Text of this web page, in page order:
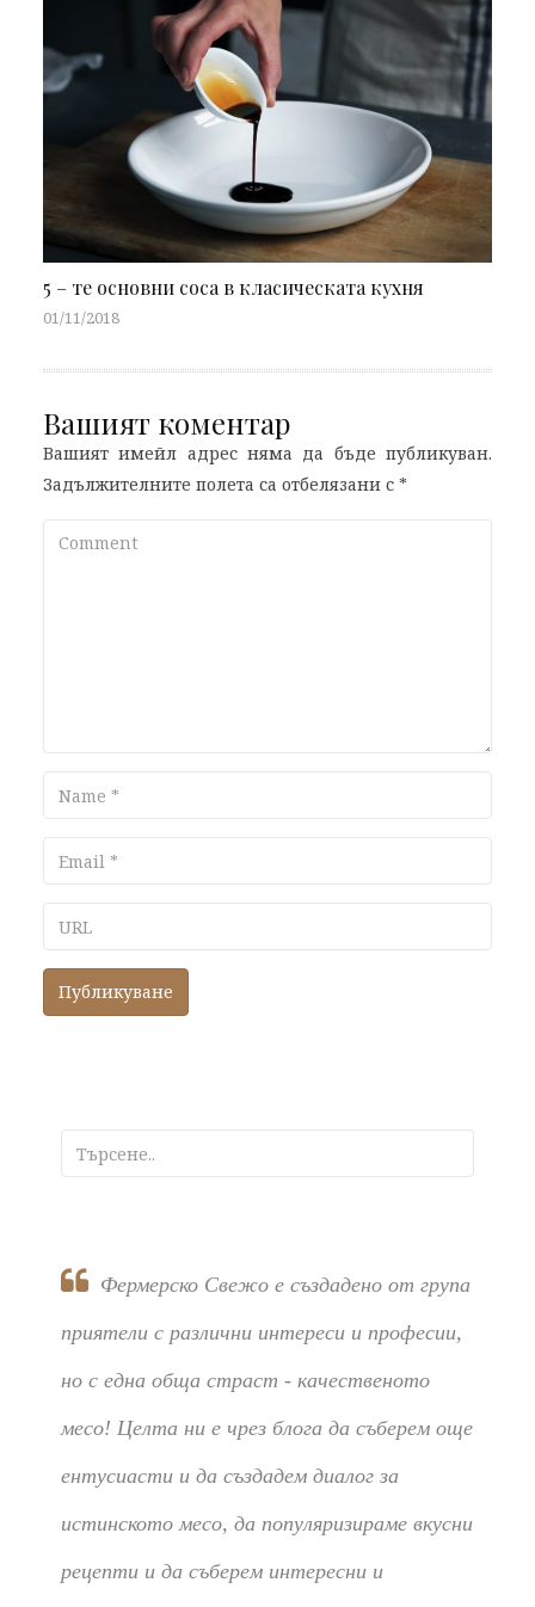
5 – те основни соса в класическата кухня
01/11/2018
Вашият коментар
Вашият имейл адрес няма да бъде публикуван.
Задължителните полета са отбелязани с *
Comment
Name
Email
URL
Фермерско Свежо е създадено от група
приятели с различни интереси и професии,
но с една обща страст - качественото
месо! Целта ни е чрез блога да съберем още
ентусиасти и да създадем диалог за
истинското месо, да популяризираме вкусни
рецепти и да съберем интересни и